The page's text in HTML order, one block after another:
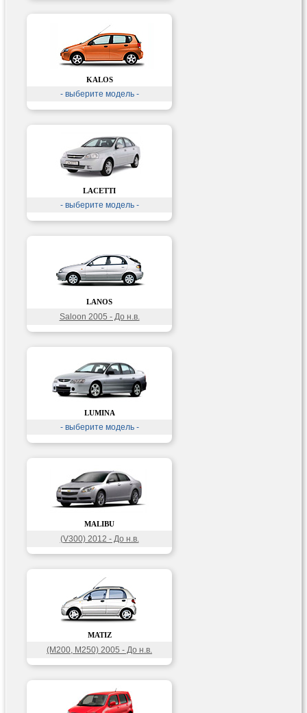
KALOS
- выберите модель -
LACETTI
- выберите модель -
LANOS
Saloon 2005 - До н.в.
LUMINA
- выберите модель -
MALIBU
(V300) 2012 - До н.в.
MATIZ
(M200, M250) 2005 - До н.в.